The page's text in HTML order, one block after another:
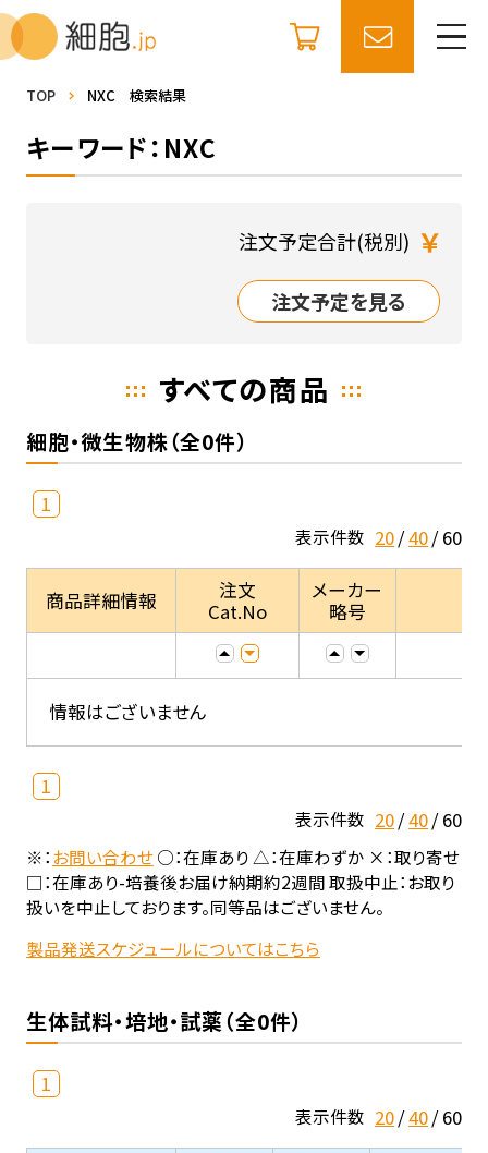
TOP NXC 検索結果
キーワード：NXC
注文予定合計(税別) ￥
注文予定を見る
すべての商品
細胞・微生物株（全0件）
1
表示件数 20 40 60
商品詳細情報
注文
Cat.No
メーカー
略号
情報はございません
1
表示件数 20 40 60
※：お問い合わせ○：在庫あり △：在庫わずか ×：取り寄せ
□：在庫あり-培養後お届け納期約2週間 取扱中止：お取り
扱いを中止しております。同等品はございません。
製品発送スケジュールについてはこちら
生体試料・培地・試薬（全0件）
1
表示件数 20 40 60